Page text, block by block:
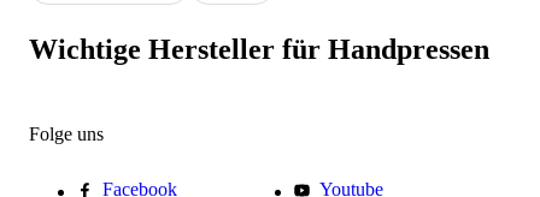
Wichtige Hersteller für Handpressen
Folge uns
Facebook Youtube